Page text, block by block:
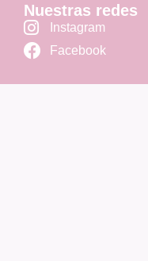
Nuestras redes
Instagram
Facebook